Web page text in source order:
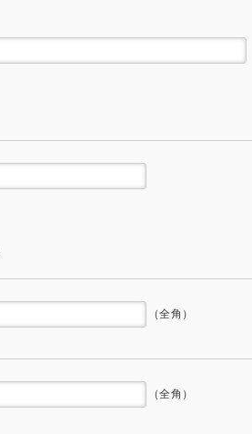
（全角）
（全角）